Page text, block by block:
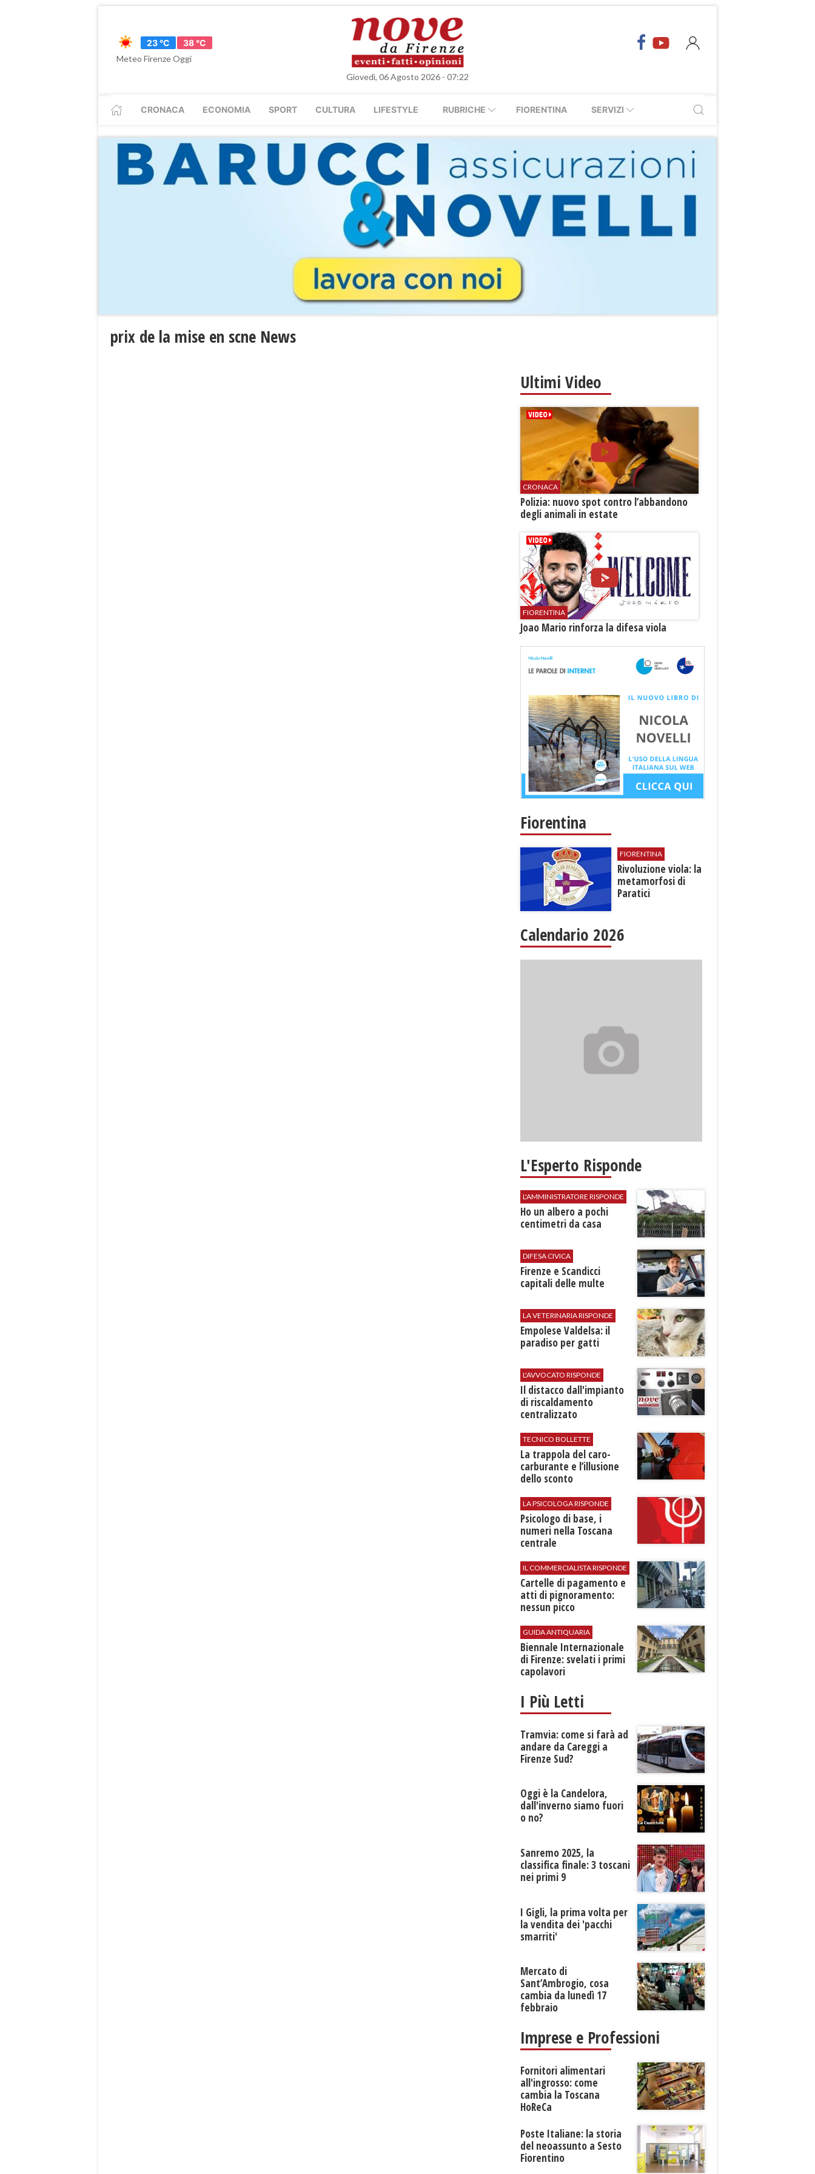
23 °C
38 °C
Meteo Firenze Oggi
Giovedì, 06 Agosto 2026 - 07:22
CRONACA ECONOMIA SPORT CULTURA LIFESTYLE RUBRICHE FIORENTINA SERVIZI
prix de la mise en scne News
Ultimi Video
CRONACA
Polizia: nuovo spot contro l’abbandono
degli animali in estate
FIORENTINA
Joao Mario rinforza la difesa viola
Fiorentina
FIORENTINA
​Rivoluzione viola: la
metamorfosi di
Paratici
Calendario 2026
L'Esperto Risponde
L'AMMINISTRATORE RISPONDE
Ho un albero a pochi
centimetri da casa
DIFESA CIVICA
Firenze e Scandicci
capitali delle multe
LA VETERINARIA RISPONDE
Empolese Valdelsa: il
paradiso per gatti
L'AVVOCATO RISPONDE
Il distacco dall'impianto
di riscaldamento
centralizzato
TECNICO BOLLETTE
​La trappola del caro-
carburante e l’illusione
dello sconto
LA PSICOLOGA RISPONDE
Psicologo di base, i
numeri nella Toscana
centrale
IL COMMERCIALISTA RISPONDE
Cartelle di pagamento e
atti di pignoramento:
nessun picco
GUIDA ANTIQUARIA
Biennale Internazionale
di Firenze: svelati i primi
capolavori
I Più Letti
Tramvia: come si farà ad
andare da Careggi a
Firenze Sud?
Oggi è la Candelora,
dall'inverno siamo fuori
o no?
Sanremo 2025, la
classifica finale: 3 toscani
nei primi 9
I Gigli, la prima volta per
la vendita dei 'pacchi
smarriti'
Mercato di
Sant’Ambrogio, cosa
cambia da lunedì 17
febbraio
Imprese e Professioni
Fornitori alimentari
all'ingrosso: come
cambia la Toscana
HoReCa
Poste Italiane: la storia
del neoassunto a Sesto
Fiorentino